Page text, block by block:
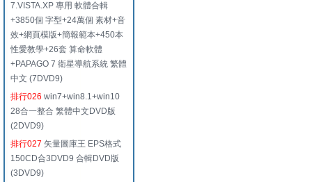
7.VISTA.XP 專用 軟體合輯
+3850個 字型+24萬個 素材+音
效+網頁模版+簡報範本+450本
性愛教學+26套 算命軟體
+PAPAGO 7 衛星導航系統 繁體
中文 (7DVD9)
排行026 win7+win8.1+win10
28合一整合 繁體中文DVD版
(2DVD9)
排行027 矢量圖庫王 EPS格式
150CD合3DVD9 合輯DVD版
(3DVD9)